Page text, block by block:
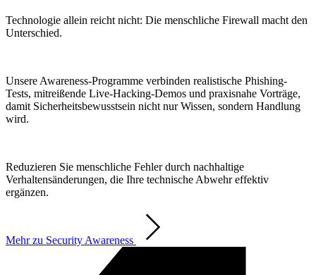
Technologie allein reicht nicht: Die menschliche Firewall macht den
Unterschied.
Unsere Awareness-Programme verbinden realistische Phishing-
Tests, mitreißende Live-Hacking-Demos und praxisnahe Vorträge,
damit Sicherheitsbewusstsein nicht nur Wissen, sondern Handlung
wird.
Reduzieren Sie menschliche Fehler durch nachhaltige
Verhaltensänderungen, die Ihre technische Abwehr effektiv
ergänzen.
Mehr zu Security Awareness